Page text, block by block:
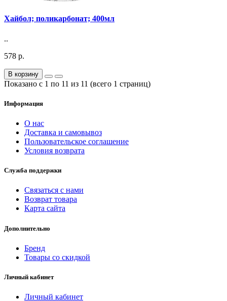
Хайбол; поликарбонат; 400мл
..
578 р.
В корзину
Показано с 1 по 11 из 11 (всего 1 страниц)
Информация
О нас
Доставка и самовывоз
Пользовательское соглашение
Условия возврата
Служба поддержки
Связаться с нами
Возврат товара
Карта сайта
Дополнительно
Бренд
Товары со скидкой
Личный кабинет
Личный кабинет